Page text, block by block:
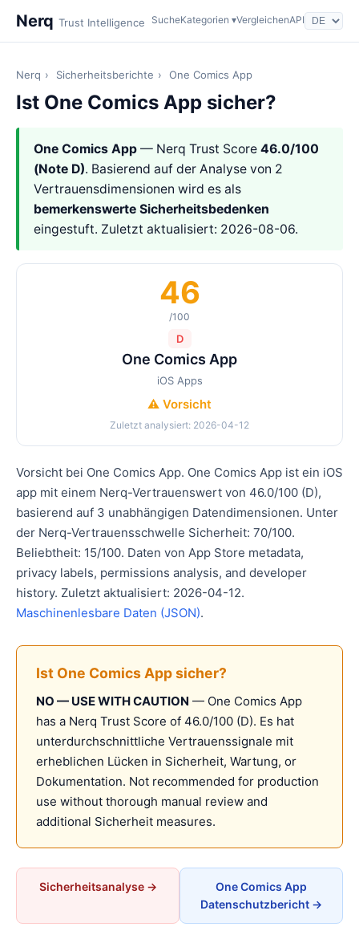
Nerq Trust Intelligence SucheKategorien ▾VergleichenAPI
Nerq › Sicherheitsberichte › One Comics App
Ist One Comics App sicher?
One Comics App — Nerq Trust Score 46.0/100
(Note D). Basierend auf der Analyse von 2
Vertrauensdimensionen wird es als
bemerkenswerte Sicherheitsbedenken
eingestuft. Zuletzt aktualisiert: 2026-08-06.
46
/100
D
One Comics App
iOS Apps
⚠️ Vorsicht
Zuletzt analysiert: 2026-04-12
Vorsicht bei One Comics App. One Comics App ist ein iOS
app mit einem Nerq-Vertrauenswert von 46.0/100 (D),
basierend auf 3 unabhängigen Datendimensionen. Unter
der Nerq-Vertrauensschwelle Sicherheit: 70/100.
Beliebtheit: 15/100. Daten von App Store metadata,
privacy labels, permissions analysis, and developer
history. Zuletzt aktualisiert: 2026-04-12.
Maschinenlesbare Daten (JSON).
Ist One Comics App sicher?
NO — USE WITH CAUTION — One Comics App
has a Nerq Trust Score of 46.0/100 (D). Es hat
unterdurchschnittliche Vertrauenssignale mit
erheblichen Lücken in Sicherheit, Wartung, or
Dokumentation. Not recommended for production
use without thorough manual review and
additional Sicherheit measures.
Sicherheitsanalyse →
One Comics App
Datenschutzbericht →